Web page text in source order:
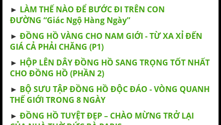
► LÀM THẾ NÀO ĐỂ BƯỚC ĐI TRÊN CON
ĐƯỜNG “Giác Ngộ Hàng Ngày”
► ĐỒNG HỒ VÀNG CHO NAM GIỚI - TỪ XA XỈ ĐẾN
GIÁ CẢ PHẢI CHĂNG (P1)
► HỘP LÊN DÂY ĐỒNG HỒ SANG TRỌNG TỐT NHẤT
CHO ĐỒNG HỒ (PHẦN 2)
► BỘ SƯU TẬP ĐỒNG HỒ ĐỘC ​ĐÁO - VÒNG QUANH
THẾ GIỚI TRONG 8 NGÀY
► ĐỒNG HỒ TUYỆT ĐẸP – CHÀO MỪNG TRỞ LẠI